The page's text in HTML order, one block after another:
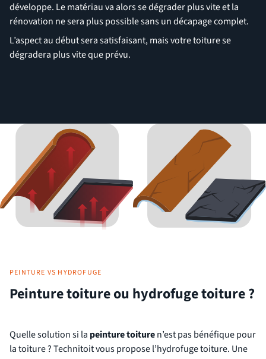
développe. Le matériau va alors se dégrader plus vite et la
rénovation ne sera plus possible sans un décapage complet.
L’aspect au début sera satisfaisant, mais votre toiture se
dégradera plus vite que prévu.
PEINTURE VS HYDROFUGE
Peinture toiture ou hydrofuge toiture ?
Quelle solution si la peinture toituren’est pas bénéfique pour
la toiture ? Technitoit vous propose l’hydrofuge toiture. Une